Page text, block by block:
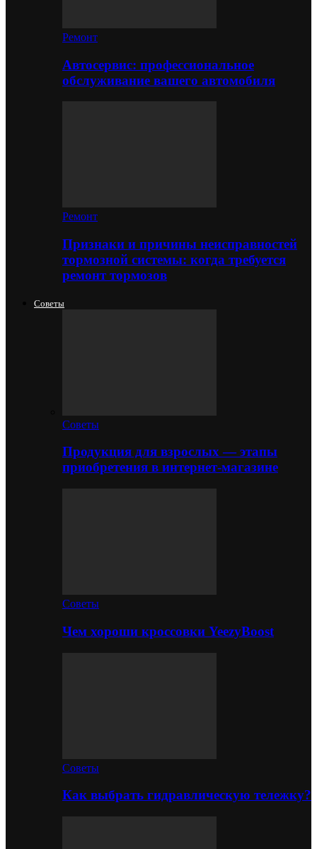
Ремонт
Автосервис: профессиональное
обслуживание вашего автомобиля
Ремонт
Признаки и причины неисправностей
тормозной системы: когда требуется
ремонт тормозов
Советы
Советы
Продукция для взрослых — этапы
приобретения в интернет-магазине
Советы
Чем хороши кроссовки YeezyBoost
Советы
Как выбрать гидравлическую тележку?